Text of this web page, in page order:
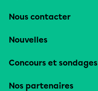
Nous contacter
Nouvelles
Concours et sondages
Nos partenaires